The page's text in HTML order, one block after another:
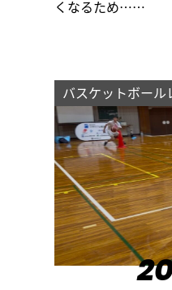
くなるため……
バスケットボール